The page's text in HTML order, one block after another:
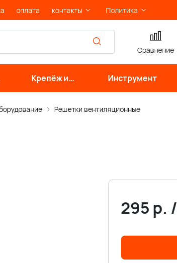
оплата контакты Политика
Сравнение
Крепёж и
фурнитура
Инструмент
Решетки вентиляционные
295 р. /